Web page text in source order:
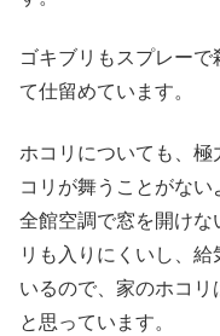
ゴキブリもスプレー
て仕留めています。
ホコリについても、
コリが舞うことがない
全館空調で窓を開け
リも入りにくいし、
いるので、家のホコ
と思っています。